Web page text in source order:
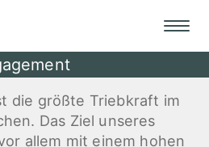
die größte Triebkraft im
Das Ziel unseres
allem mit einem hohen